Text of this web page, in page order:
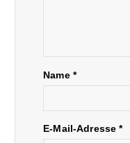
Name *
E-Mail-Adresse*